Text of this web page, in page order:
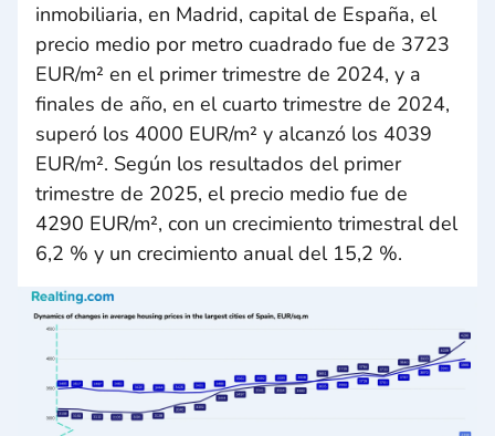
inmobiliaria, en Madrid, capital de España, el
precio medio por metro cuadrado fue de 3723
EUR/m² en el primer trimestre de 2024, y a
finales de año, en el cuarto trimestre de 2024,
superó los 4000 EUR/m² y alcanzó los 4039
EUR/m². Según los resultados del primer
trimestre de 2025, el precio medio fue de
4290 EUR/m², con un crecimiento trimestral del
6,2 % y un crecimiento anual del 15,2 %.